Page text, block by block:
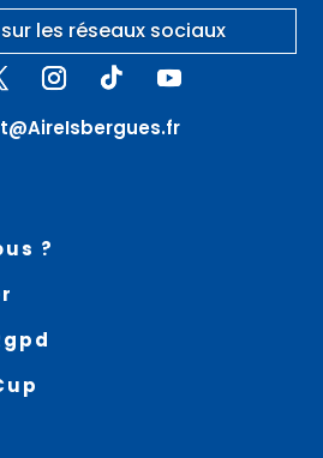
les réseaux sociaux
?